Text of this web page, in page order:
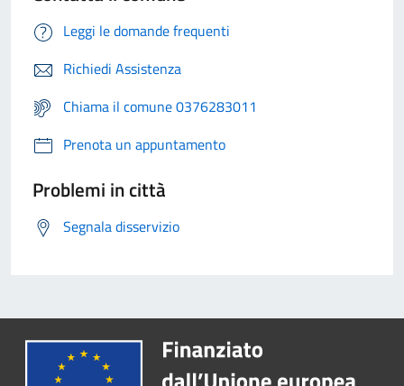
Leggi le domande frequenti
Richiedi Assistenza
Chiama il comune 0376283011
Prenota un appuntamento
Problemi in città
Segnala disservizio